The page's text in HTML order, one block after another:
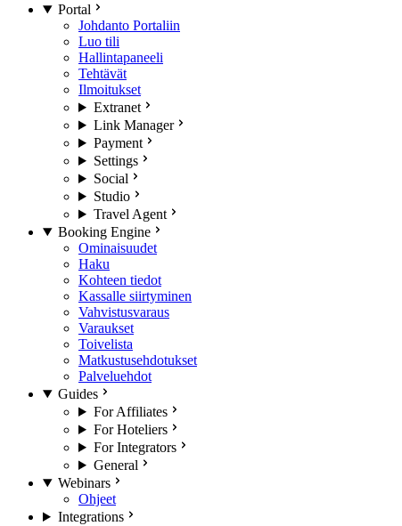
Portal
Johdanto Portaliin
Luo tili
Hallintapaneeli
Tehtävät
Ilmoitukset
Extranet
Link Manager
Payment
Settings
Social
Studio
Travel Agent
Booking Engine
Ominaisuudet
Haku
Kohteen tiedot
Kassalle siirtyminen
Vahvistusvaraus
Varaukset
Toivelista
Matkustusehdotukset
Palveluehdot
Guides
For Affiliates
For Hoteliers
For Integrators
General
Webinars
Ohjeet
Integrations